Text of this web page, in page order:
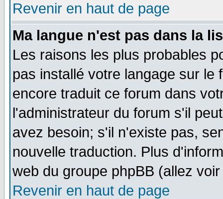
Revenir en haut de page
Ma langue n'est pas dans la
Les raisons les plus probables
pas installé votre langage sur le
encore traduit ce forum dans
l'administrateur du forum s'il
avez besoin; s'il n'existe pas,
nouvelle traduction. Plus
web du groupe phpBB (allez
Revenir en haut de page